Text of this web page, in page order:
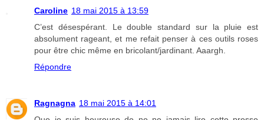
Caroline 18 mai 2015 à 13:59
C’est désespérant. Le double standard sur la pluie est
absolument rageant, et me refait penser à ces outils roses
pour être chic même en bricolant/jardinant. Aaargh.
Répondre
Ragnagna 18 mai 2015 à 14:01